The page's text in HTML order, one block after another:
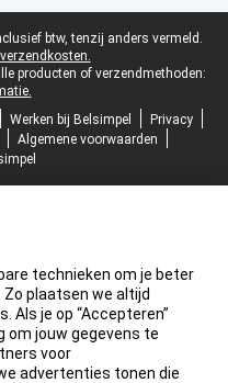
btw, tenzij anders vermeld.
producten of verzendmethoden:
Werken bij Belsimpel
Privacy
Algemene voorwaarden
technieken om je beter
plaatsen we altijd
Als je op “Accepteren”
om jouw gegevens te
voor
advertenties tonen die